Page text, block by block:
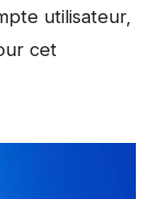
utilisateur,
cet